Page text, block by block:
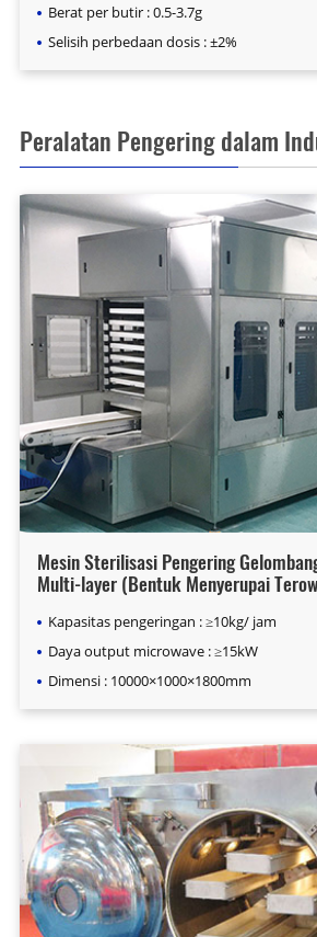
Berat per butir : 0.5-3.7g
Selisih perbedaan dosis : ±2%
Peralatan Pengering dalam
Mesin Sterilisasi Pengering
Multi-layer (Bentuk Menyerupai
Kapasitas pengeringan : ≥10kg/ jam
Daya output microwave : ≥15kW
Dimensi : 10000×1000×1800mm